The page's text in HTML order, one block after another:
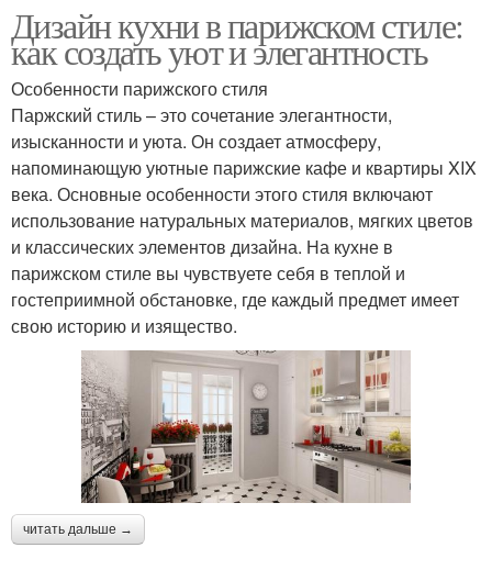
Дизайн кухни в парижском стиле:
как создать уют и элегантность
Особенности парижского стиля
Паржский стиль – это сочетание элегантности,
изысканности и уюта. Он создает атмосферу,
напоминающую уютные парижские кафе и квартиры XIX
века. Основные особенности этого стиля включают
использование натуральных материалов, мягких цветов
и классических элементов дизайна. На кухне в
парижском стиле вы чувствуете себя в теплой и
гостеприимной обстановке, где каждый предмет имеет
свою историю и изящество.
читать дальше →